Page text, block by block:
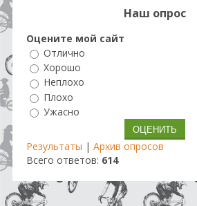
Наш опрос
Оцените мой сайт
Отлично
Хорошо
Неплохо
Плохо
Ужасно
Результаты | Архив опросов
Всего ответов: 614